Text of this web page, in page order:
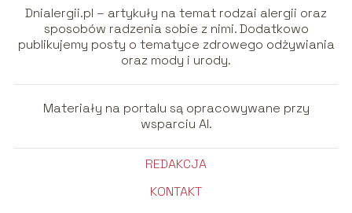
Dnialergii.pl – artykuły na temat rodzai alergii oraz
sposobów radzenia sobie z nimi. Dodatkowo
publikujemy posty o tematyce zdrowego odżywiania
oraz mody i urody.
Materiały na portalu są opracowywane przy
wsparciu AI.
REDAKCJA
KONTAKT